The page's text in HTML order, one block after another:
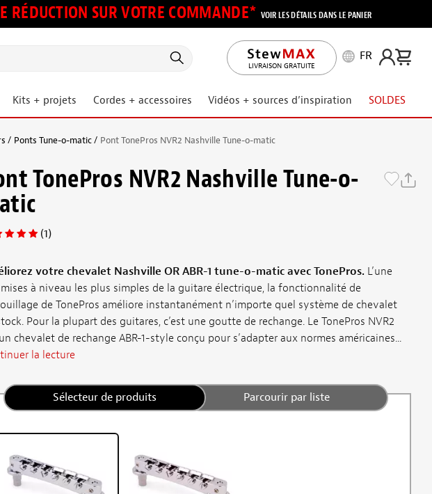
RÉDUCTION SUR VOTRE COMMANDE* VOIR LES DÉTAILS DANS LE PANIER
LIVRAISON GRATUITE
FR
Kits + projets Cordes + accessoires Vidéos + sources d’inspiration SOLDES
Ponts Tune-o-matic Pont TonePros NVR2 Nashville Tune-o-matic
TonePros NVR2 Nashville Tune-o-
(1)
votre chevalet Nashville OR ABR-1 tune-o-matic avec TonePros.L’une
à niveau les plus simples de la guitare électrique, la fonctionnalité de
de TonePros améliore instantanément n’importe quel système de chevalet
Pour la plupart des guitares, c’est une goutte de rechange. Le TonePros NVR2
chevalet de rechange ABR-1-style conçu pour s’adapter aux normes américaines...
la lecture
Sélecteur de produits Parcourir par liste